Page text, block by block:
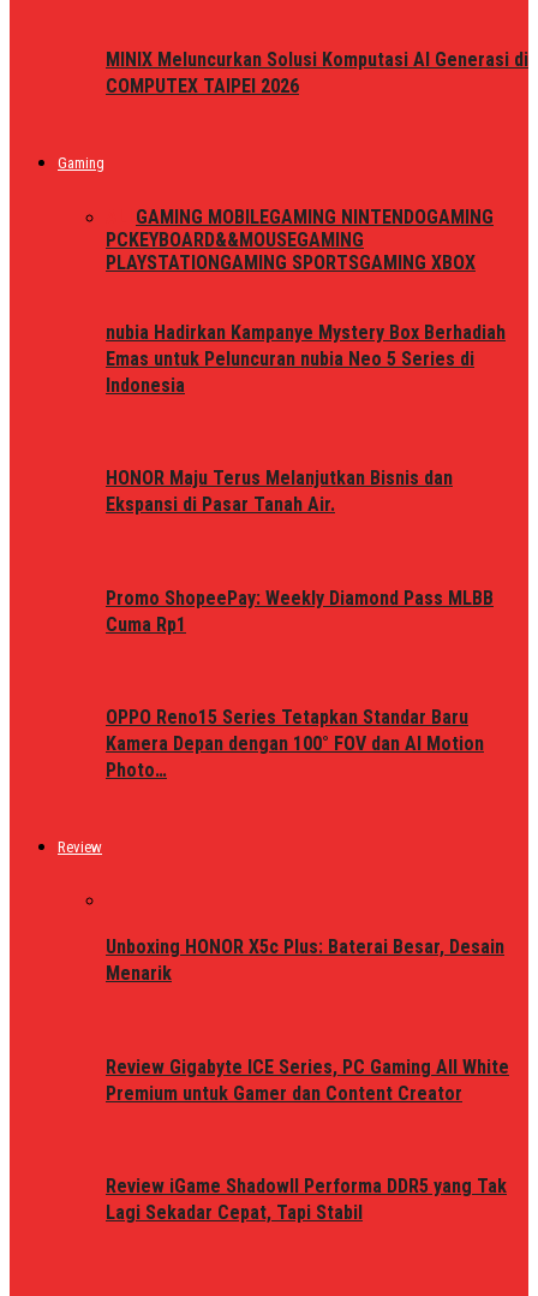
MINIX Meluncurkan Solusi Komputasi AI Generasi di
COMPUTEX TAIPEI 2026
Gaming
GAMING MOBILEGAMING NINTENDOGAMING
PCKEYBOARD&&MOUSEGAMING
PLAYSTATIONGAMING SPORTSGAMING XBOX
nubia Hadirkan Kampanye Mystery Box Berhadiah
Emas untuk Peluncuran nubia Neo 5 Series di
Indonesia
HONOR Maju Terus Melanjutkan Bisnis dan
Ekspansi di Pasar Tanah Air.
Promo ShopeePay: Weekly Diamond Pass MLBB
Cuma Rp1
OPPO Reno15 Series Tetapkan Standar Baru
Kamera Depan dengan 100° FOV dan AI Motion
Photo…
Review
Unboxing HONOR X5c Plus: Baterai Besar, Desain
Menarik
Review Gigabyte ICE Series, PC Gaming All White
Premium untuk Gamer dan Content Creator
Review iGame ShadowII Performa DDR5 yang Tak
Lagi Sekadar Cepat, Tapi Stabil